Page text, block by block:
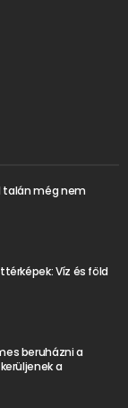
talán még nem
Víz és föld
beruházni a
a